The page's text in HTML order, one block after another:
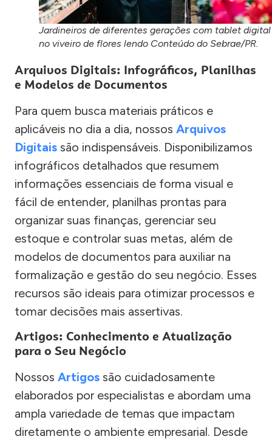
Jardineiros de diferentes gerações com tablet digital
no viveiro de flores lendo Conteúdo do Sebrae/PR.
Arquivos Digitais: Infográficos, Planilhas
e Modelos de Documentos
Para quem busca materiais práticos e
aplicáveis no dia a dia, nossos Arquivos
Digitais são indispensáveis. Disponibilizamos
infográficos detalhados que resumem
informações essenciais de forma visual e
fácil de entender, planilhas prontas para
organizar suas finanças, gerenciar seu
estoque e controlar suas metas, além de
modelos de documentos para auxiliar na
formalização e gestão do seu negócio. Esses
recursos são ideais para otimizar processos e
tomar decisões mais assertivas.
Artigos: Conhecimento e Atualização
para o Seu Negócio
Nossos Artigos são cuidadosamente
elaborados por especialistas e abordam uma
ampla variedade de temas que impactam
diretamente o ambiente empresarial. Desde